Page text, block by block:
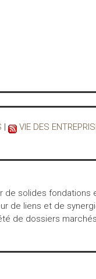
VIE DES
de solides
de liens et de
de dossiers